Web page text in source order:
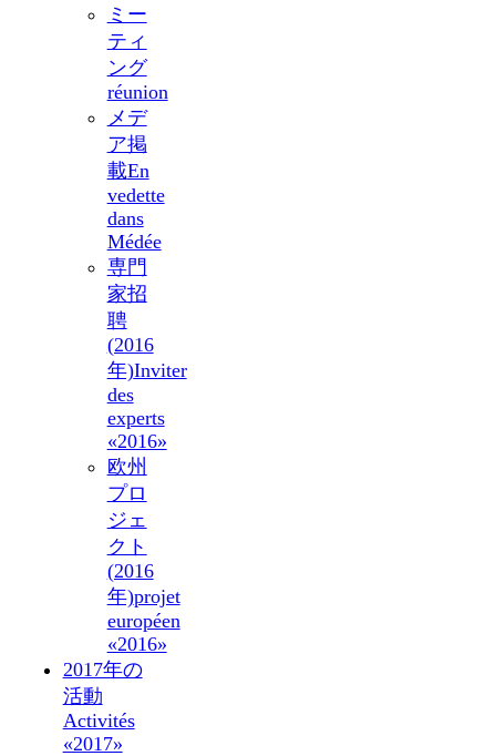
ミー
ティ
ング
réunion
メデ
ア掲
載En
vedette
dans
Médée
専門
家招
聘
(2016
年)Inviter
des
experts
«2016»
欧州
プロ
ジェ
クト
(2016
年)projet
européen
«2016»
2017年の
活動
Activités
«2017»